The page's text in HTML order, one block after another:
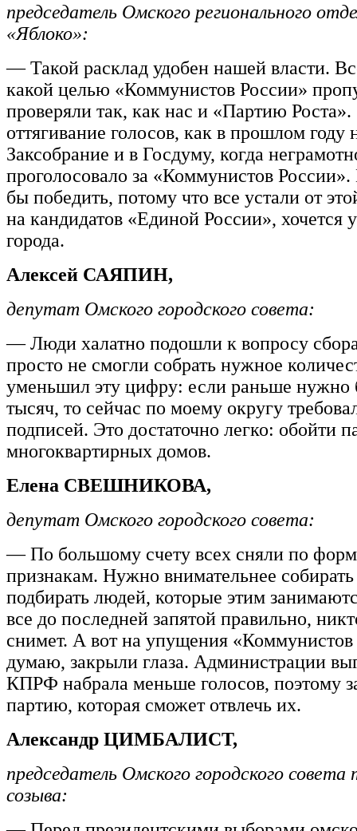
председатель Омского регионального
«Яблоко»:
— Такой расклад удобен нашей власти.
какой целью «Коммунистов России»
проверяли так, как нас и «Партию Роста».
оттягивание голосов, как в прошлом году
Заксобрание и в Госдуму, когда
проголосовало за «Коммунистов
бы победить, потому что все устали от
на кандидатов «Единой России», хочется
города.
Алексей САЯПИН,
депутат Омского городского совета:
— Люди халатно подошли к вопросу
просто не смогли собрать нужное
уменьшил эту цифру: если раньше нужно
тысяч, то сейчас по моему округу
подписей. Это достаточно легко: обойти
многоквартирных домов.
Елена СВЕШНИКОВА,
депутат Омского городского совета:
— По большому счету всех сняли по
признакам. Нужно внимательнее
подбирать людей, которые этим
все до последней запятой правильно,
снимет. А вот на упущения «Коммунистов
думаю, закрыли глаза. Администрации
КПРФ набрала меньше голосов, поэтому
партию, которая сможет отвлечь их.
Александр ЦИМБАЛИСТ,
председатель Омского городского совета
созыва: